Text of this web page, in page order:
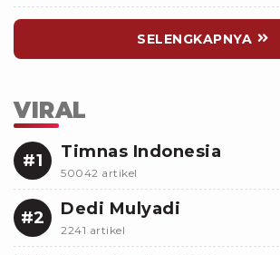
SELENGKAPNYA
VIRAL
#1 Timnas Indonesia
50042 artikel
#2 Dedi Mulyadi
2241 artikel